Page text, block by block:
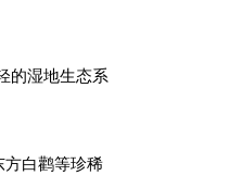
的湿地生态系
方白鹳等珍稀